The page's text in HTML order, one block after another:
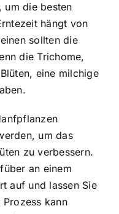
um die besten
hängt von
sollten die
die Trichome,
eine milchige
um das
zu verbessern.
an einem
auf und lassen Sie
kann